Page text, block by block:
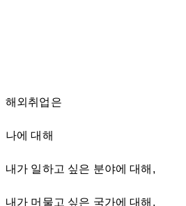
해외취업은
나에 대해
내가 일하고 싶은 분야에 대해,
내가 머물고 싶은 국가에 대해,